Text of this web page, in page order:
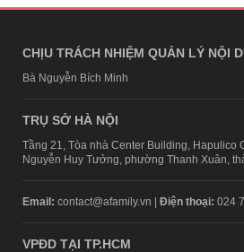
CHỊU TRÁCH NHIỆM QUẢN LÝ NỘI
Bà Nguyễn Bích Minh
TRỤ SỞ HÀ NỘI
Tầng 21, Tòa nhà Center Building, Hapulico
Nguyễn Huy Tưởng, phường Thanh Xuân,
Email: contact@afamily.vn | Điện thoại: 024
VPĐD TẠI TP.HCM